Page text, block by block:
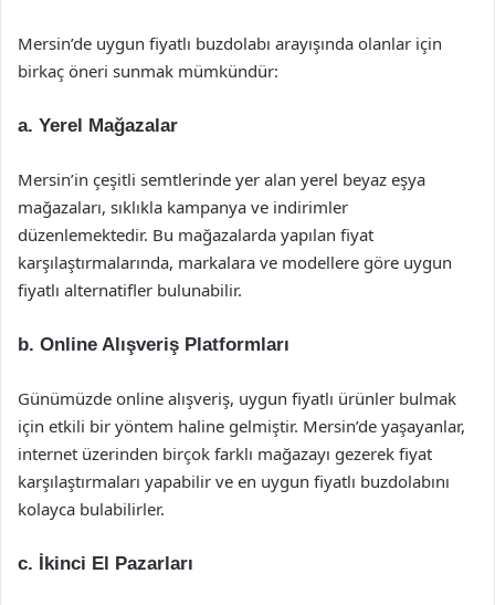
Mersin’de uygun fiyatlı buzdolabı arayışında olanlar için
birkaç öneri sunmak mümkündür:
a. Yerel Mağazalar
Mersin’in çeşitli semtlerinde yer alan yerel beyaz eşya
mağazaları, sıklıkla kampanya ve indirimler
düzenlemektedir. Bu mağazalarda yapılan fiyat
karşılaştırmalarında, markalara ve modellere göre uygun
fiyatlı alternatifler bulunabilir.
b. Online Alışveriş Platformları
Günümüzde online alışveriş, uygun fiyatlı ürünler bulmak
için etkili bir yöntem haline gelmiştir. Mersin’de yaşayanlar,
internet üzerinden birçok farklı mağazayı gezerek fiyat
karşılaştırmaları yapabilir ve en uygun fiyatlı buzdolabını
kolayca bulabilirler.
c. İkinci El Pazarları